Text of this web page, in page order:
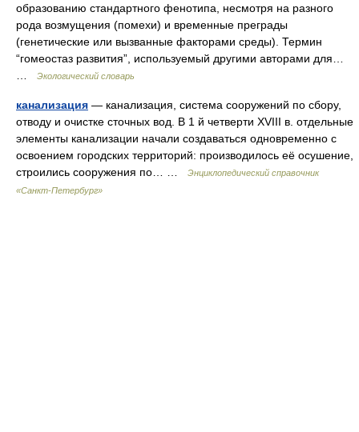
образованию стандартного фенотипа, несмотря на разного
рода возмущения (помехи) и временные преграды
(генетические или вызванные факторами среды). Термин
“гомеостаз развития”, используемый другими авторами для…
Экологический словарь
канализация — канализация, система сооружений по сбору,
отводу и очистке сточных вод. В 1 й четверти XVIII в. отдельные
элементы канализации начали создаваться одновременно с
освоением городских территорий: производилось её осушение,
строились сооружения по… …
Энциклопедический справочник
«Санкт-Петербург»